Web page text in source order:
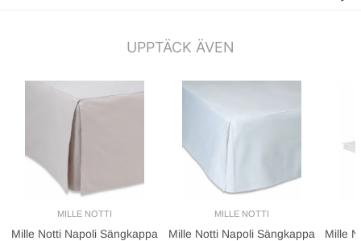
UPPTÄCK ÄVEN
MILLE NOTTI
Mille Notti Napoli Sängkappa
MILLE NOTTI
Mille Notti Napoli Sängkappa
Mille